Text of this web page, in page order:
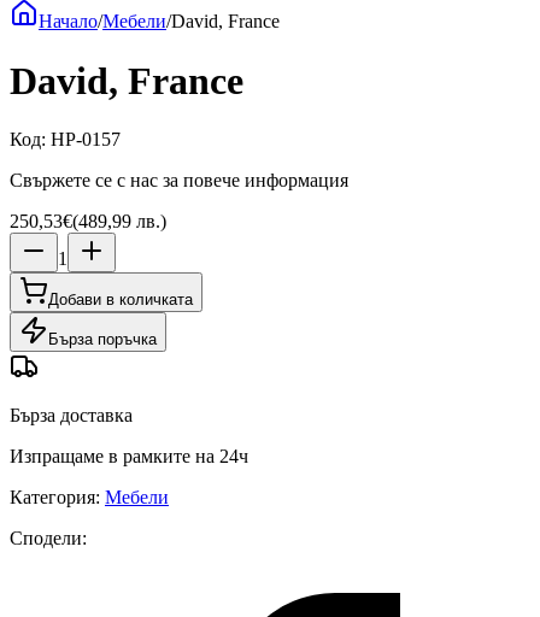
Начало/Мебели/David, France
David, France
Код: HP-0157
Свържете се с нас за повече информация
250,53€(489,99 лв.)
1
Добави в количката
Бърза поръчка
Бърза доставка
Изпращаме в рамките на 24ч
Категория: Мебели
Сподели: